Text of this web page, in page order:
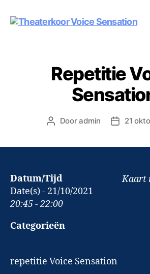
Repetitie
Berichtauteur
Dooradmin 21
Kaart
Datum/Tijd
Date(s) - 21/10/2021
20:45 - 22:00
Categorieën
repetitie Voice Sensation